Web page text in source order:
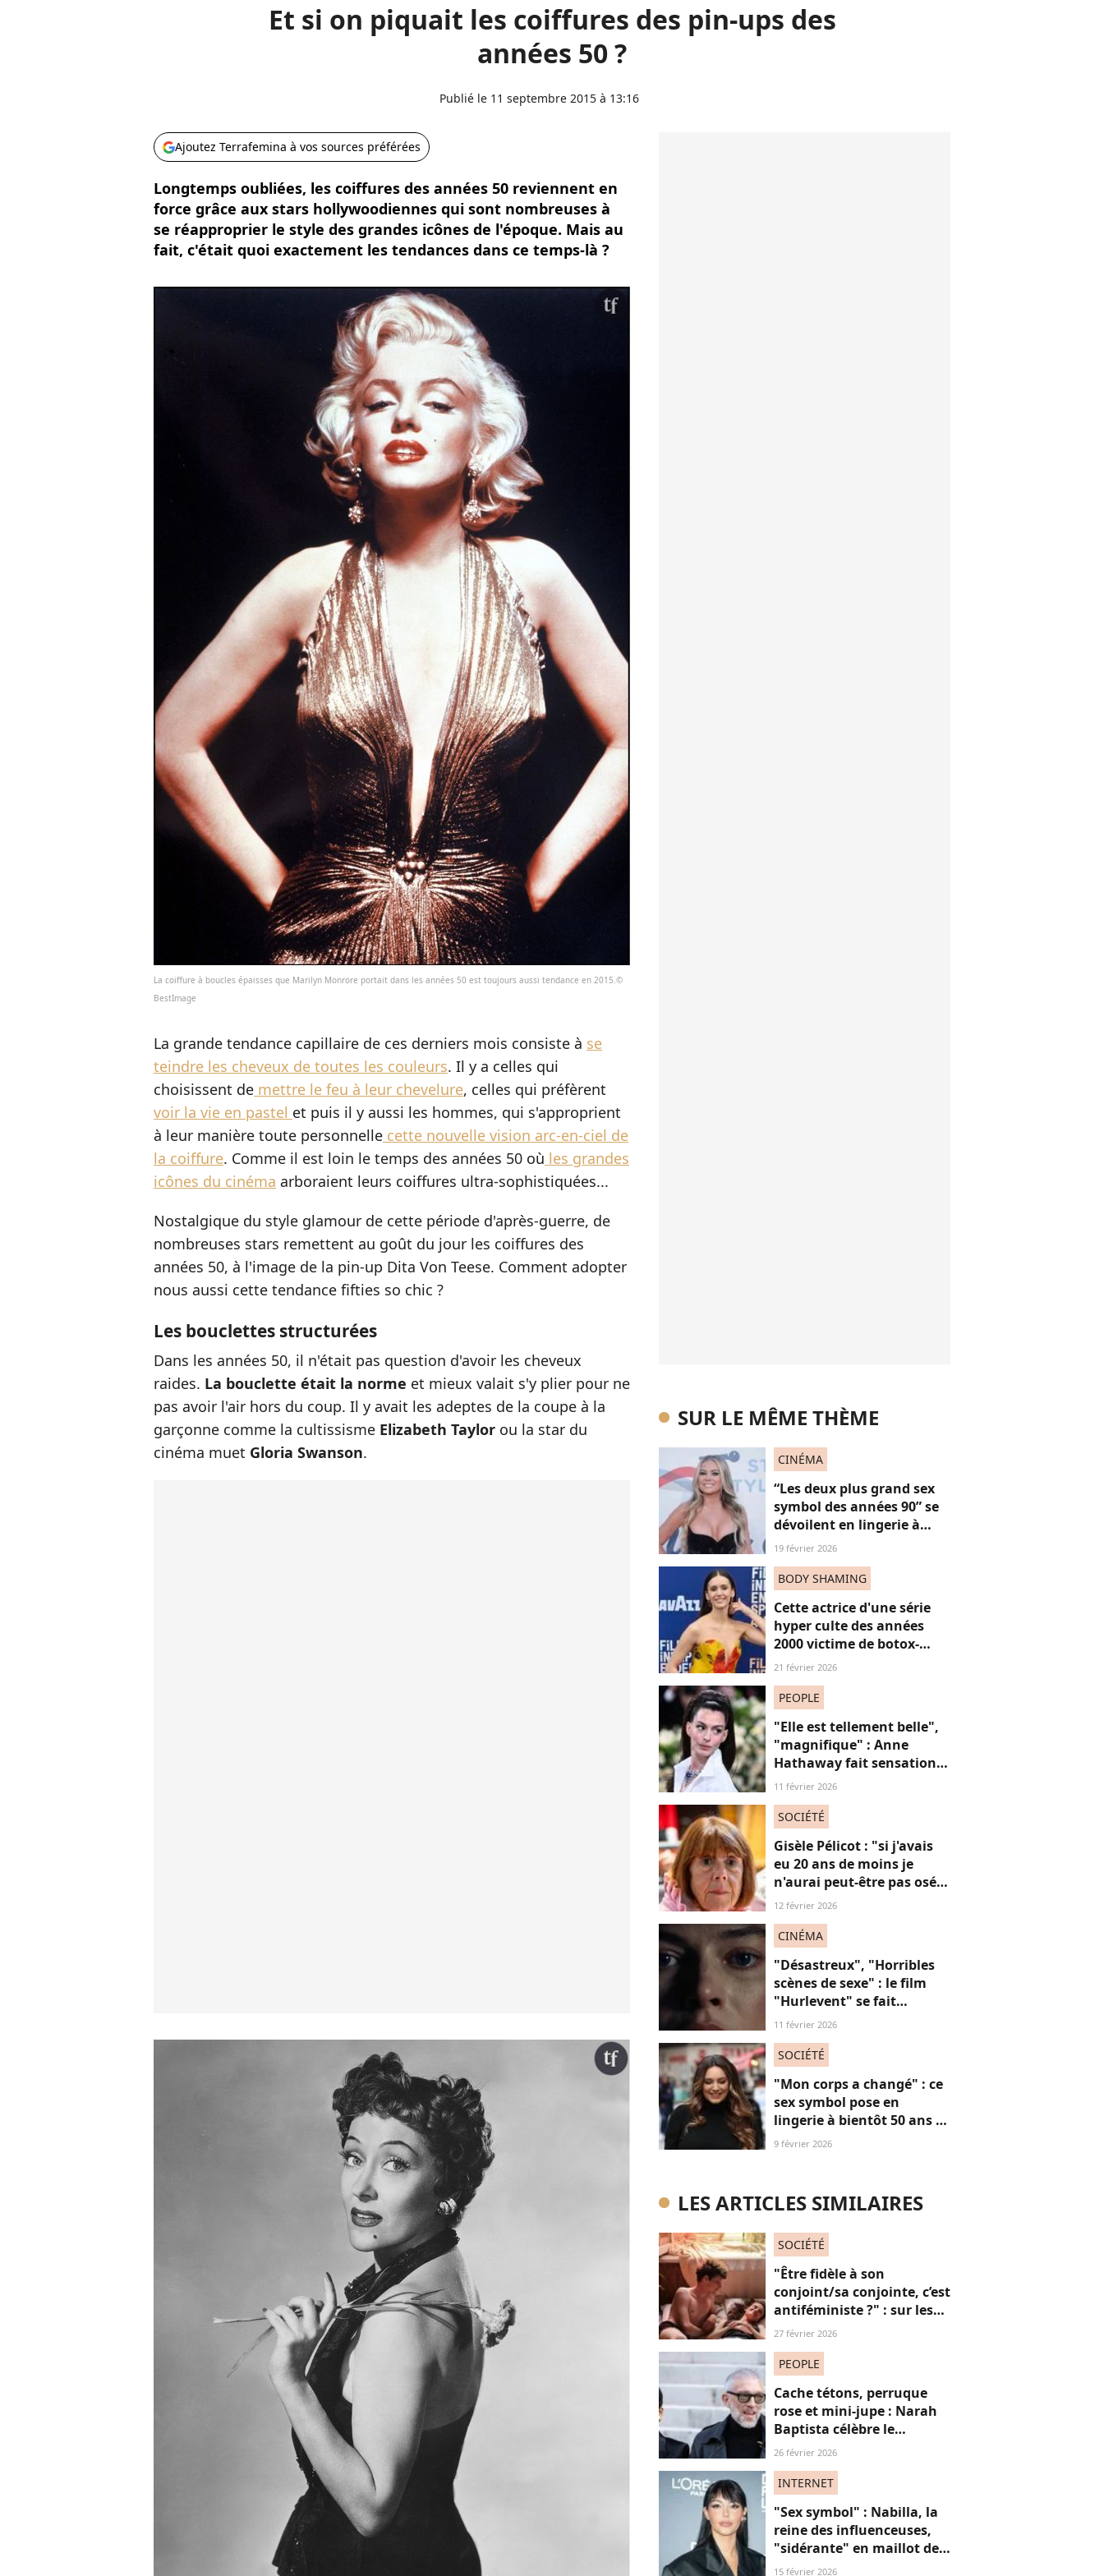
Et si on piquait les coiffures des pin-ups des
années 50 ?
Publié le 11 septembre 2015 à 13:16
Ajoutez Terrafemina à vos sources préférées
Longtemps oubliées, les coiffures des années 50 reviennent en
force grâce aux stars hollywoodiennes qui sont nombreuses à
se réapproprier le style des grandes icônes de l'époque. Mais au
fait, c'était quoi exactement les tendances dans ce temps-là ?
La coiffure à boucles épaisses que Marilyn Monrore portait dans les années 50 est toujours aussi tendance en 2015.©
BestImage
La grande tendance capillaire de ces derniers mois consiste à se
teindre les cheveux de toutes les couleurs. Il y a celles qui
choisissent de mettre le feu à leur chevelure, celles qui préfèrent
voir la vie en pastel et puis il y aussi les hommes, qui s'approprient
à leur manière toute personnelle cette nouvelle vision arc-en-ciel de
la coiffure. Comme il est loin le temps des années 50 où les grandes
icônes du cinéma arboraient leurs coiffures ultra-sophistiquées...
Nostalgique du style glamour de cette période d'après-guerre, de
nombreuses stars remettent au goût du jour les coiffures des
années 50, à l'image de la pin-up Dita Von Teese. Comment adopter
nous aussi cette tendance fifties so chic ?
Les bouclettes structurées
Dans les années 50, il n'était pas question d'avoir les cheveux
raides. La bouclette était la norme et mieux valait s'y plier pour ne
pas avoir l'air hors du coup. Il y avait les adeptes de la coupe à la
garçonne comme la cultissisme Elizabeth Taylor ou la star du
cinéma muet Gloria Swanson.
SUR LE MÊME THÈME
CINÉMA
“Les deux plus grand sex
symbol des années 90” se
dévoilent en lingerie à
plus de 50 ans, face au
19 février 2026
BODY SHAMING
Cette actrice d'une série
hyper culte des années
2000 victime de botox-
shaming, et si on arrêtait
font de la chirurgie ?
21 février 2026
PEOPLE
"Elle est tellement belle",
"magnifique" : Anne
Hathaway fait sensation
en robe en dentelle
11 février 2026
SOCIÉTÉ
Gisèle Pélicot : "si j'avais
eu 20 ans de moins je
n'aurai peut-être pas osé
refuser le huis-clos"
12 février 2026
CINÉMA
"Désastreux", "Horribles
scènes de sexe" : le film
"Hurlevent" se fait
détruire par la presse, et si
sexistes ?
11 février 2026
SOCIÉTÉ
"Mon corps a changé" : ce
sex symbol pose en
lingerie à bientôt 50 ans et
défend ses courbes "body
9 février 2026
LES ARTICLES SIMILAIRES
SOCIÉTÉ
"Être fidèle à son
conjoint/sa conjointe, c’est
antiféministe ?" : sur les
réseaux sociaux, cette
27 février 2026
PEOPLE
Cache tétons, perruque
rose et mini-jupe : Narah
Baptista célèbre le
carnaval de Rio avec son
de 30 ans son aîné
26 février 2026
INTERNET
"Sex symbol" : Nabilla, la
reine des influenceuses,
"sidérante" en maillot de
bain sur ces photos de
15 février 2026